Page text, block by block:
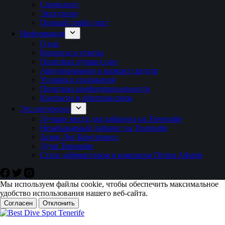
Снорклинг
Экскурсии
Полный прайс-лист
Информация
О нас
Вопросы и ответы
Политика лучших цен
Аннулирование и возврат средств
Условия и положения
Политика конфиденциальности
Контакты и обратная связь
Это интересно
Лучшие места для дайвинга на Тенерифе
Незабываемый дайвинг на Тенерифе
Залив Лос Кристианос
Лучи Тенерифе
Стать дайвмастером в компании Diving Atlantis
Мы используем файлы cookie, чтобы обеспечить максимальное
удобство использования нашего веб-сайта.
Согласен Отклонить